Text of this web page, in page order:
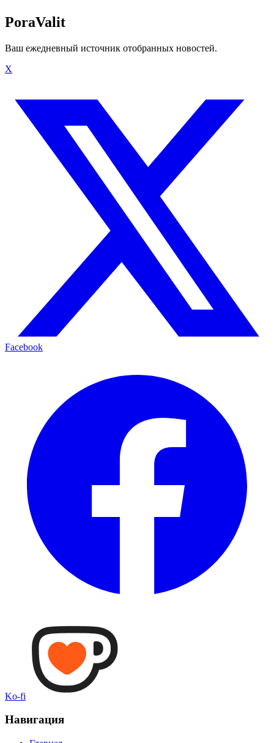
PoraValit
Ваш ежедневный источник отобранных новостей.
X
Facebook
Ko-fi
Навигация